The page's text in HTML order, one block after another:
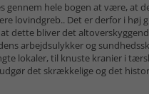
gennem hele bogen at være, at
lovindgreb.. Det er derfor i høj
dette bliver det
arbejdsulykker og
lokaler, til knuste kranier i
det skrækkelige og det